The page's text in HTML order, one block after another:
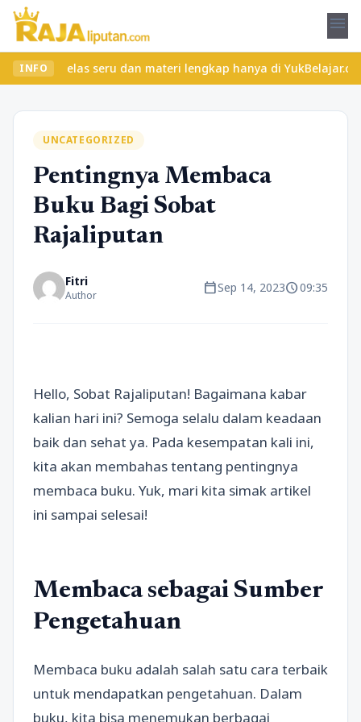
menu
INFO
kelas seru dan materi lengkap hanya di YukBelajar.com.
UNCATEGORIZED
Pentingnya Membaca
Buku Bagi Sobat
Rajaliputan
Fitri
Author calendar_todaySep 14, 2023schedule09:35
Hello, Sobat Rajaliputan! Bagaimana kabar
kalian hari ini? Semoga selalu dalam keadaan
baik dan sehat ya. Pada kesempatan kali ini,
kita akan membahas tentang pentingnya
membaca buku. Yuk, mari kita simak artikel
ini sampai selesai!
Membaca sebagai Sumber
Pengetahuan
Membaca buku adalah salah satu cara terbaik
untuk mendapatkan pengetahuan. Dalam
buku, kita bisa menemukan berbagai